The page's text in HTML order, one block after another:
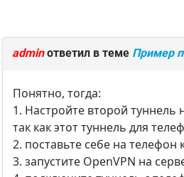
adminответил в теме Пример
Понятно, тогда:
1. Настройте второй
так как этот туннель для
2. поставьте себе на телефон
3. запустите OpenVPN на